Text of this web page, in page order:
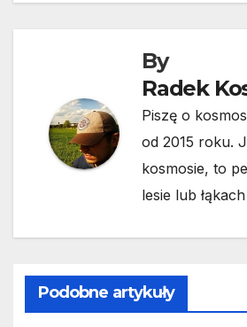
By
Radek
Piszę o
od 2015 roku.
kosmosie, to
lesie lub
Podobne artykuły